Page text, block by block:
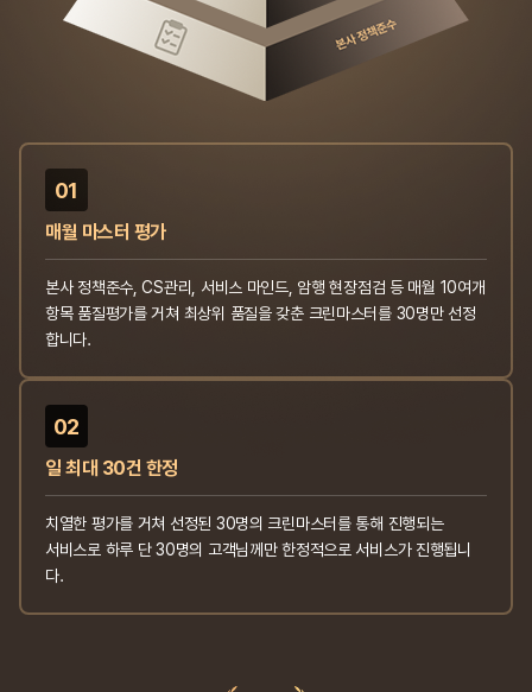
01
매월 마스터 평가
본사 정책준수, CS관리, 서비스 마인드, 암행 현장점검 등 매월 10여개
항목 품질평가를 거쳐 최상위 품질을 갖춘 크린마스터를 30명만 선정
합니다.
02
일 최대 30건 한정
치열한 평가를 거쳐 선정된 30명의 크린마스터를 통해 진행되는
서비스로 하루 단 30명의 고객님께만 한정적으로 서비스가 진행됩니
다.